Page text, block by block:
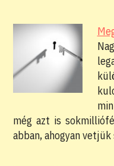
még azt is
abban, ahogyan